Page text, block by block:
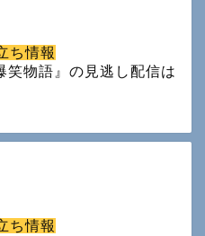
ち情報
笑物語』の見逃し配信は
ち情報